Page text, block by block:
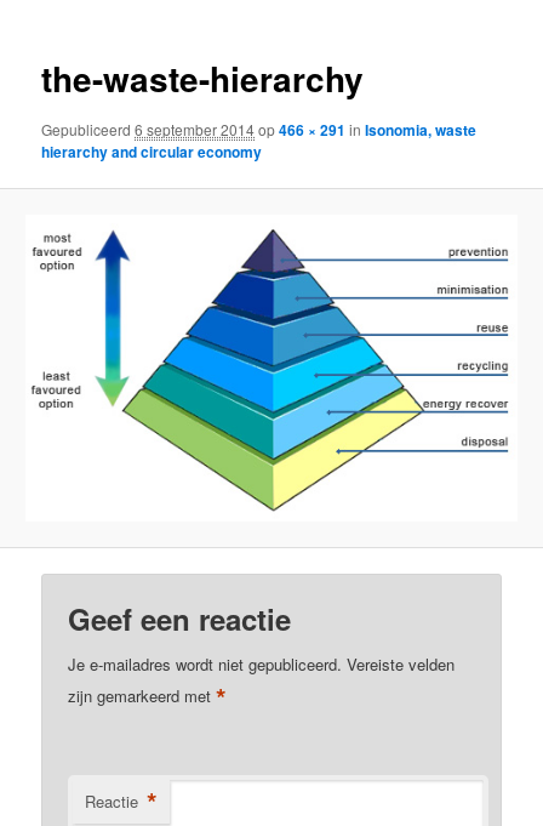
the-waste-hierarchy
Gepubliceerd6 september 2014op466 × 291 inIsonomia, waste
hierarchy and circular economy
Geef een reactie
Je e-mailadres wordt niet gepubliceerd. Vereiste velden
zijn gemarkeerd met*
Reactie *